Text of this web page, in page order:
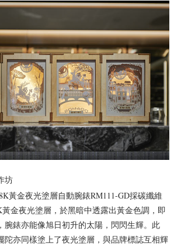
坊
黃金夜光塗層自動腕錶RM111-GD採碳纖維
金夜光塗層，於黑暗中透露出黃金色調，即
腕錶亦能像旭日初升的太陽，閃閃生輝。此
陀亦同樣塗上了夜光塗層，與品牌標誌互相輝